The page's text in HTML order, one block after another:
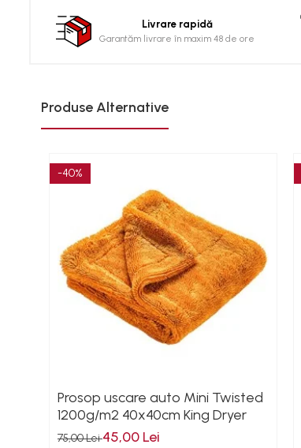
Echipamente De Sudura
Aparate taiere cu plasma
Magneti fixare sudura
Mig-Mag
Pompe si Cilindri Hidraulici
Prese pentru arcuri
Redresoare,Roboti
Pornire,Cabluri Curent
Schimb ulei
Accesorii schimb ulei
Scule Ajutatoare
Scule De Mana si Unelte
Livrare rapidă
Garantăm livrare în maxim 48 de ore
Produse Alternative
-40%
Prosop uscare auto Mini Twisted
1200g/m2 40x40cm King Dryer
75,00 Lei45,00 Lei